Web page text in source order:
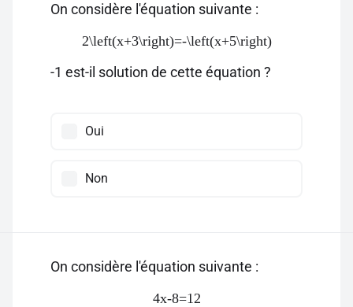
Pour profiter de 10 contenus offerts.
On considère l'équation suivante :
2\left(x+3\right)=-\left(x+5\right)
-1 est-il solution de cette équation ?
Oui
Non
On considère l'équation suivante :
4x-8=12